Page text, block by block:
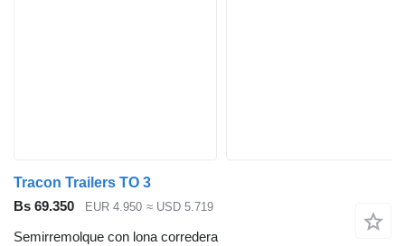
Tracon Trailers TO 3
Bs 69.350
EUR 4.950 ≈ USD 5.719
Semirremolque con lona corredera